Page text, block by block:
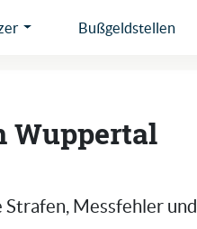
Bußgeldstellen
Wuppertal
Messfehler und